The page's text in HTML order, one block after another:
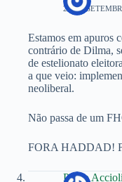
28 DE
Estamos em apuros
contrário de Dilma,
de estelionato
a que veio:
neoliberal.
Não passa de um
FORA HADDAD!
Pedro Accioli